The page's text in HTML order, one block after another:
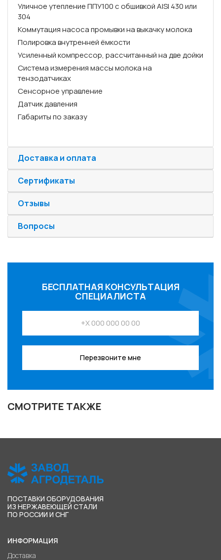
Уличное утепление ППУ100 с обшивкой AISI 430 или
304
Коммутация насоса промывки на выкачку молока
Полировка внутренней ёмкости
Усиленный компрессор, рассчитанный на две дойки
Система измерения массы молока на
тензодатчиках
Сенсорное управление
Датчик давления
Габариты по заказу
Доставка и оплата
Сертификаты
Отзывы
Вопросы
БЕСПЛАТНАЯ КОНСУЛЬТАЦИЯ
СПЕЦИАЛИСТА
Перезвоните мне
СМОТРИТЕ ТАКЖЕ
ПОСТАВКИ ОБОРУДОВАНИЯ
ИЗ НЕРЖАВЕЮЩЕЙ СТАЛИ
ПО РОССИИ И СНГ
ИНФОРМАЦИЯ
Доставка